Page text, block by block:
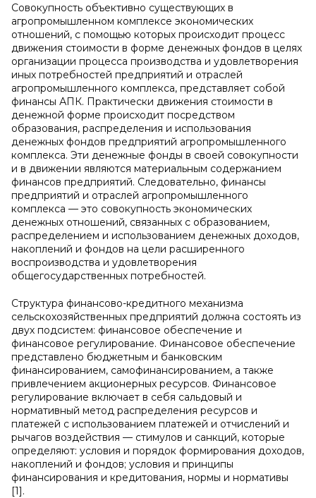
Совокупность объективно существующих в
агропромышленном комплексе экономических
отношений, с помощью которых происходит процесс
движения стоимости в форме денежных фондов в целях
организации процесса производства и удовлетворения
иных потребностей предприятий и отраслей
агропромышленного комплекса, представляет собой
финансы АПК. Практически движения стоимости в
денежной форме происходит посредством
образования, распределения и использования
денежных фондов предприятий агропромышленного
комплекса. Эти денежные фонды в своей совокупности
и в движении являются материальным содержанием
финансов предприятий. Следовательно, финансы
предприятий и отраслей агропромышленного
комплекса — это совокупность экономических
денежных отношений, связанных с образованием,
распределением и использованием денежных доходов,
накоплений и фондов на цели расширенного
воспроизводства и удовлетворения
общегосударственных потребностей.
Структура финансово-кредитного механизма
сельскохозяйственных предприятий должна состоять из
двух подсистем: финансовое обеспечение и
финансовое регулирование. Финансовое обеспечение
представлено бюджетным и банковским
финансированием, самофинансированием, а также
привлечением акционерных ресурсов. Финансовое
регулирование включает в себя сальдовый и
нормативный метод распределения ресурсов и
платежей с использованием платежей и отчислений и
рычагов воздействия — стимулов и санкций, которые
определяют: условия и порядок формирования доходов,
накоплений и фондов; условия и принципы
финансирования и кредитования, нормы и нормативы
[1].